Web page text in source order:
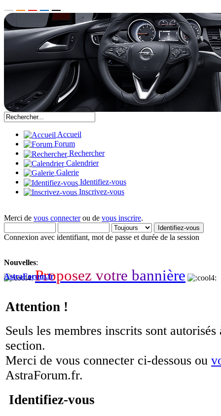
Accueil
Forum
Rechercher
Calendrier
Galerie
Identifiez-vous
Inscrivez-vous
Merci de vous connecterou de vous inscrire.
Connexion avec identifiant, mot de passe et durée de la session
Nouvelles:
Proposez votre bannière
AstraForum.fr
Attention !
Seuls les membres inscrits sont autorisés
section.
Merci de vous connecter ci-dessous ou
AstraForum.fr.
Identifiez-vous